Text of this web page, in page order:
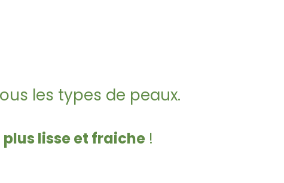
les types de peaux.
plus lisse et fraiche !